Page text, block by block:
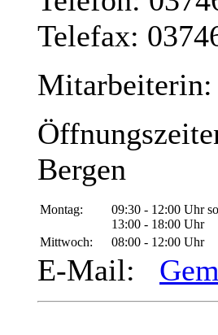
Telefax:
Mitarbeiterin:
Bergen
Montag:
09:30 - 12:00 Uhr
13:00 - 18:00 Uhr
Mittwoch:
08:00 - 12:00 Uhr
E-Mail: